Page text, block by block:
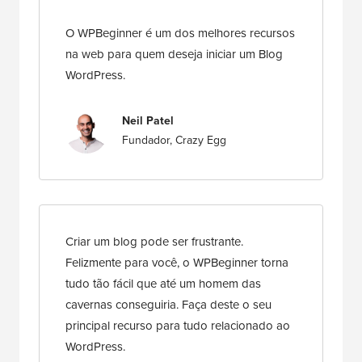
O WPBeginner é um dos melhores recursos
na web para quem deseja iniciar um Blog
WordPress.
Neil Patel
Fundador, Crazy Egg
Criar um blog pode ser frustrante.
Felizmente para você, o WPBeginner torna
tudo tão fácil que até um homem das
cavernas conseguiria. Faça deste o seu
principal recurso para tudo relacionado ao
WordPress.